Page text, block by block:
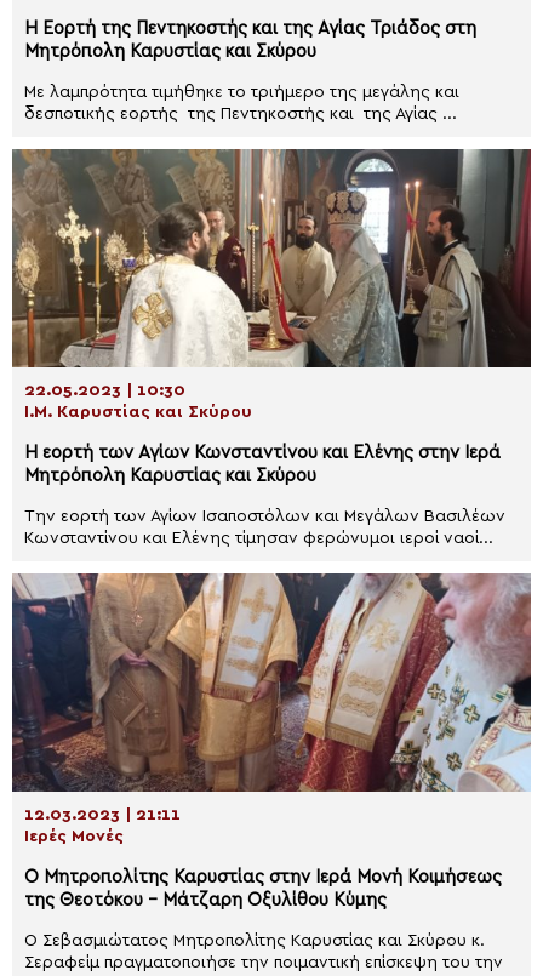
Η Εορτή της Πεντηκοστής και της Αγίας Τριάδος στη
Μητρόπολη Καρυστίας και Σκύρου
Με λαμπρότητα τιμήθηκε το τριήμερο της μεγάλης και
δεσποτικής εορτής της Πεντηκοστής και της Αγίας ...
22.05.2023 | 10:30
Ι.Μ. Καρυστίας και Σκύρου
Η εορτή των Αγίων Κωνσταντίνου και Ελένης στην Ιερά
Μητρόπολη Καρυστίας και Σκύρου
Την εορτή των Αγίων Ισαποστόλων και Μεγάλων Βασιλέων
Κωνσταντίνου και Ελένης τίμησαν φερώνυμοι ιεροί ναοί...
12.03.2023 | 21:11
Ιερές Μονές
Ο Μητροπολίτης Καρυστίας στην Ιερά Μονή Κοιμήσεως
της Θεοτόκου – Μάτζαρη Οξυλίθου Κύμης
Ο Σεβασμιώτατος Μητροπολίτης Καρυστίας και Σκύρου κ.
Σεραφείμ πραγματοποιήσε την ποιμαντική επίσκεψη του την